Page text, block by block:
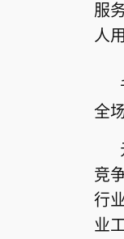
服
人
全
竞
行
业